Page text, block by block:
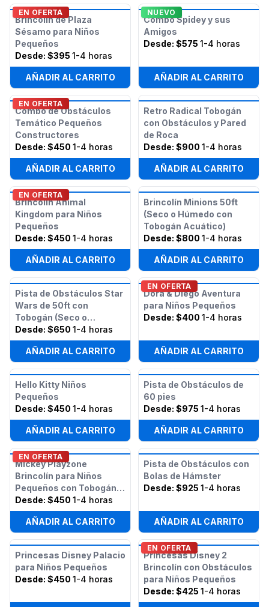
EN OFERTA
Brincolín de Plaza
Sésamo para Niños
Pequeños
Desde: $395 1-4 horas
AÑADIR AL CARRITO
NUEVO
Combo Spidey y sus
Amigos
Desde: $575 1-4 horas
AÑADIR AL CARRITO
EN OFERTA
Combo de Obstáculos
Temático Pequeños
Constructores
Desde: $450 1-4 horas
AÑADIR AL CARRITO
Retro Radical Tobogán
con Obstáculos y Pared
de Roca
Desde: $900 1-4 horas
AÑADIR AL CARRITO
EN OFERTA
Brincolín Animal
Kingdom para Niños
Pequeños
Desde: $450 1-4 horas
AÑADIR AL CARRITO
Brincolín Minions 50ft
(Seco o Húmedo con
Tobogán Acuático)
Desde: $800 1-4 horas
AÑADIR AL CARRITO
Pista de Obstáculos Star
Wars de 50ft con
Tobogán (Seco o
Húmedo)
Desde: $650 1-4 horas
AÑADIR AL CARRITO
EN OFERTA
Dora & Diego Aventura
para Niños Pequeños
Desde: $400 1-4 horas
AÑADIR AL CARRITO
Hello Kitty Niños
Pequeños
Desde: $450 1-4 horas
AÑADIR AL CARRITO
Pista de Obstáculos de
60 pies
Desde: $975 1-4 horas
AÑADIR AL CARRITO
EN OFERTA
Mickey Playzone
Brincolín para Niños
Pequeños con Tobogán
(Húmedo o Seco)
Desde: $450 1-4 horas
AÑADIR AL CARRITO
Pista de Obstáculos con
Bolas de Hámster
Desde: $925 1-4 horas
AÑADIR AL CARRITO
Princesas Disney Palacio
para Niños Pequeños
Desde: $450 1-4 horas
EN OFERTA
Princesas Disney 2
Brincolín con Obstáculos
para Niños Pequeños
Desde: $425 1-4 horas